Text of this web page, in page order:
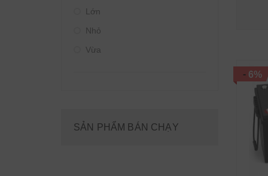
Lớn
Nhỏ
Vừa
SẢN PHẨM BÁN CHẠY
-6%